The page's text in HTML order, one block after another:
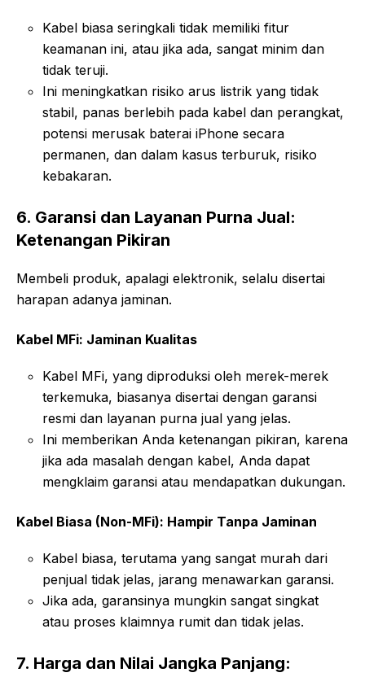
Kabel biasa seringkali tidak memiliki fitur
keamanan ini, atau jika ada, sangat minim dan
tidak teruji.
Ini meningkatkan risiko arus listrik yang tidak
stabil, panas berlebih pada kabel dan perangkat,
potensi merusak baterai iPhone secara
permanen, dan dalam kasus terburuk, risiko
kebakaran.
6. Garansi dan Layanan Purna Jual:
Ketenangan Pikiran
Membeli produk, apalagi elektronik, selalu disertai
harapan adanya jaminan.
Kabel MFi: Jaminan Kualitas
Kabel MFi, yang diproduksi oleh merek-merek
terkemuka, biasanya disertai dengan garansi
resmi dan layanan purna jual yang jelas.
Ini memberikan Anda ketenangan pikiran, karena
jika ada masalah dengan kabel, Anda dapat
mengklaim garansi atau mendapatkan dukungan.
Kabel Biasa (Non-MFi): Hampir Tanpa Jaminan
Kabel biasa, terutama yang sangat murah dari
penjual tidak jelas, jarang menawarkan garansi.
Jika ada, garansinya mungkin sangat singkat
atau proses klaimnya rumit dan tidak jelas.
7. Harga dan Nilai Jangka Panjang: